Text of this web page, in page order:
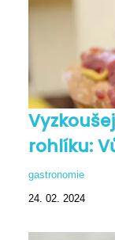
rohlíku:
gastronomie
24. 02. 2024